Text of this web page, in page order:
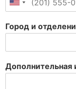
United States +1
Город и